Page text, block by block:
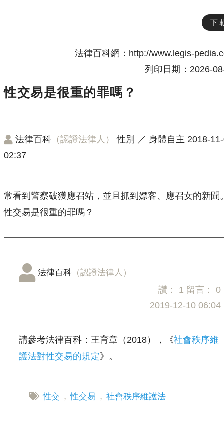
下
法律百科網：http://www.legis-
列印日期：2026-
性交易是很重的罪嗎？
法律百科 （認證法律人） 性別 ／ 身體自主 2018-
02:37
常看到警察破獲應召站，並且抓到嫖客、應召女的新聞
性交易是很重的罪嗎？
法律百科 （認證法律人）
讚： 1 留言： 0
2019-12-10 06:04
請參考法律百科：王育章（2018），《社會秩序維
護法對性交易的規定 》。
性交 ， 性交易 ， 社會秩序維護法